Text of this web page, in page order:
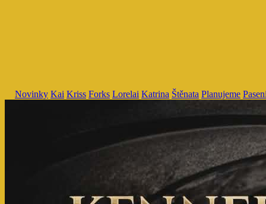
Novinky Kai Kriss Forks Lorelai Katrina Štěnata Planujeme